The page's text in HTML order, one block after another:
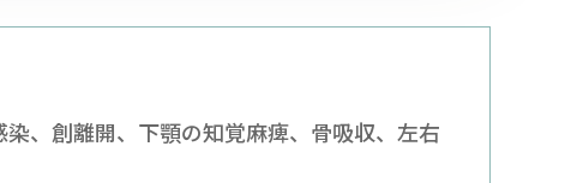
、創離開、下顎の知覚麻痺、骨吸収、左右